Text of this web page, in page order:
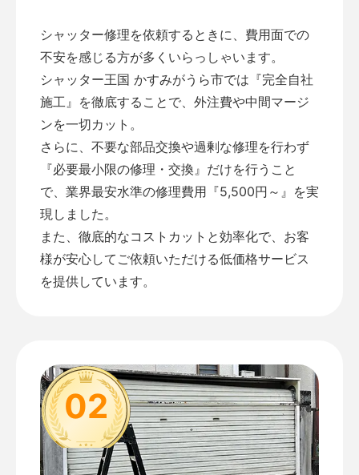
シャッター修理を依頼するときに、費用面での
不安を感じる方が多くいらっしゃいます。
シャッター王国 かすみがうら市では『完全自社
施工』を徹底することで、外注費や中間マージ
ンを一切カット。
さらに、不要な部品交換や過剰な修理を行わず
『必要最小限の修理・交換』だけを行うこと
で、業界最安水準の修理費用『5,500円～』を実
現しました。
また、徹底的なコストカットと効率化で、お客
様が安心してご依頼いただける低価格サービス
を提供しています。
02